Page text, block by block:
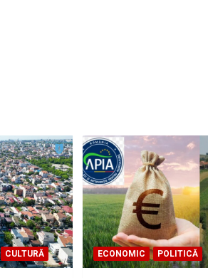
CULTURĂ ECONOMIC POLITICĂ